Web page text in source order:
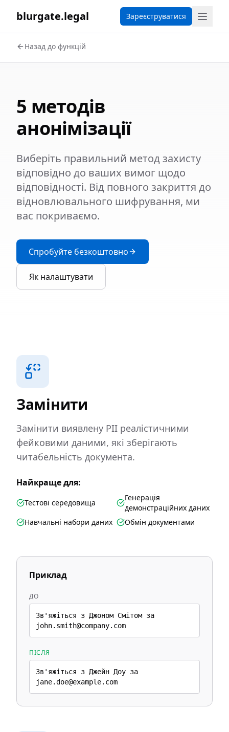
blurgate.legal Зареєструватися
Назад до функцій
5 методів
анонімізації
Виберіть правильний метод захисту
відповідно до ваших вимог щодо
відповідності. Від повного закриття до
відновлювального шифрування, ми
вас покриваємо.
Спробуйте безкоштовно
Як налаштувати
Замінити
Замінити виявлену PII реалістичними
фейковими даними, які зберігають
читабельність документа.
Найкраще для:
Тестові середовища
Генерація
демонстраційних даних
Навчальні набори даних
Обмін документами
Приклад
ДО
Зв'яжіться з Джоном Смітом за
john.smith@company.com
ПІСЛЯ
Зв'яжіться з Джейн Доу за
jane.doe@example.com